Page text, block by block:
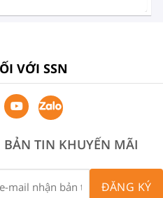
VỚI SSN
TIN KHUYẾN MÃI
ĐĂNG KÝ